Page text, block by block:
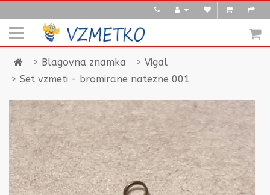
Blagovna znamka
Vigal
Set vzmeti - bromirane natezne 001